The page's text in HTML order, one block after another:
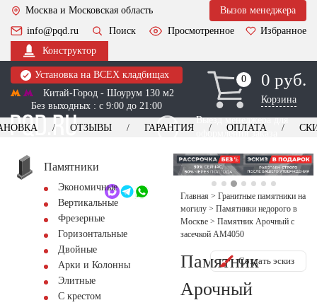
Москва и Московская область
Вызов менеджера
info@pqd.ru
Поиск Просмотренное
Избранное
Конструктор
Установка на ВСЕХ кладбищах
Китай-Город - Шоурум 130 м2
Без выходных : с 9:00 до 21:00
0
0 0 руб.
Корзина
Выезд менеджера для
оформления заказа
+7 (495) 518-44-23
Обратный звонок
ОТЗЫВЫ ГАРАНТИЯ ОПЛАТА
Памятники
Экономичные
Вертикальные
Фрезерные
Горизонтальные
Двойные
Арки и Колонны
Элитные
С крестом
Главная > Гранитные памятники на
могилу > Памятники недорого в
Москве > Памятник Арочный с
засечкой AM4050
Памятник
Арочный
Создать эскиз